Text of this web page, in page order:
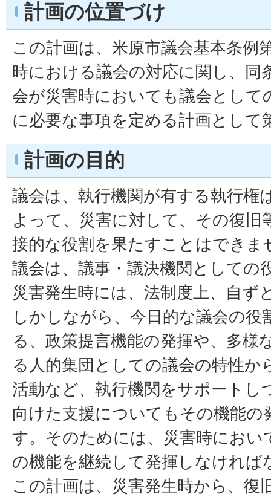
計画の位置づけ
この計画は、米原市議会基本条例
時における議会の対応に関し、同
会が災害時においても議会として
に必要な事項を定める計画として
計画の目的
議会は、執行機関が有する執行権
よって、災害に対して、その復旧
接的な役割を果たすことはできま
議会は、議事・議決機関としての
災害発生時には、法制度上、自ず
しかしながら、今日的な議会の役
る、政策提言機能の発揮や、多様
る人的集団としての議会の特性か
活動など、執行機関をサポートし
向けた支援についてもその機能の
す。そのためには、災害時におい
の機能を継続して発揮しなければ
この計画は、災害発生時から、復